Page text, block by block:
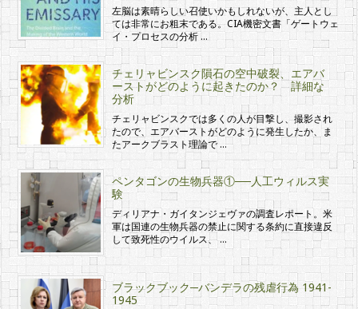
左脳は素晴らしい召使いかもしれないが、主人とし
ては非常にお粗末である。CIA機密文書「ゲートウェ
イ・プロセスの分析 …
チェリャビンスク隕石の空中破裂、エアバ
ーストがどのように起きたのか？ 詳細な
分析
チェリャビンスクでは多くの人が目撃し、撮影され
たので、エアバーストがどのように発生したか、ま
たアークブラスト理論で …
ペンタゴンの生物兵器①──人工ウィルス実
験
ディリアナ・ガイタンジェヴァの調査レポート。米
軍は国連の生物兵器の禁止に関する条約に直接違反
して致死性のウイルス、 …
ブラックブック─バンデラの残虐行為 1941-
1945